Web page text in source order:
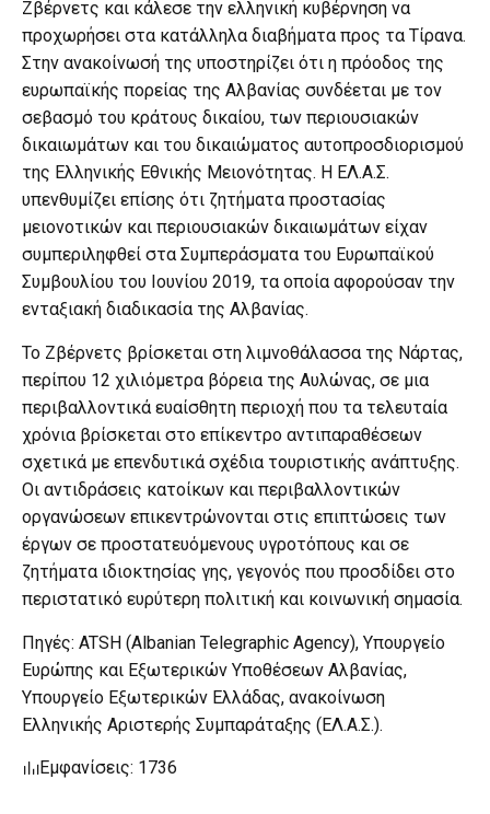
Ζβέρνετς και κάλεσε την ελληνική κυβέρνηση να
προχωρήσει στα κατάλληλα διαβήματα προς τα Τίρανα.
Στην ανακοίνωσή της υποστηρίζει ότι η πρόοδος της
ευρωπαϊκής πορείας της Αλβανίας συνδέεται με τον
σεβασμό του κράτους δικαίου, των περιουσιακών
δικαιωμάτων και του δικαιώματος αυτοπροσδιορισμού
της Ελληνικής Εθνικής Μειονότητας. Η ΕΛ.Α.Σ.
υπενθυμίζει επίσης ότι ζητήματα προστασίας
μειονοτικών και περιουσιακών δικαιωμάτων είχαν
συμπεριληφθεί στα Συμπεράσματα του Ευρωπαϊκού
Συμβουλίου του Ιουνίου 2019, τα οποία αφορούσαν την
ενταξιακή διαδικασία της Αλβανίας.
Το Ζβέρνετς βρίσκεται στη λιμνοθάλασσα της Νάρτας,
περίπου 12 χιλιόμετρα βόρεια της Αυλώνας, σε μια
περιβαλλοντικά ευαίσθητη περιοχή που τα τελευταία
χρόνια βρίσκεται στο επίκεντρο αντιπαραθέσεων
σχετικά με επενδυτικά σχέδια τουριστικής ανάπτυξης.
Οι αντιδράσεις κατοίκων και περιβαλλοντικών
οργανώσεων επικεντρώνονται στις επιπτώσεις των
έργων σε προστατευόμενους υγροτόπους και σε
ζητήματα ιδιοκτησίας γης, γεγονός που προσδίδει στο
περιστατικό ευρύτερη πολιτική και κοινωνική σημασία.
Πηγές: ATSH (Albanian Telegraphic Agency), Υπουργείο
Ευρώπης και Εξωτερικών Υποθέσεων Αλβανίας,
Υπουργείο Εξωτερικών Ελλάδας, ανακοίνωση
Ελληνικής Αριστερής Συμπαράταξης (ΕΛ.Α.Σ.).
Εμφανίσεις: 1736